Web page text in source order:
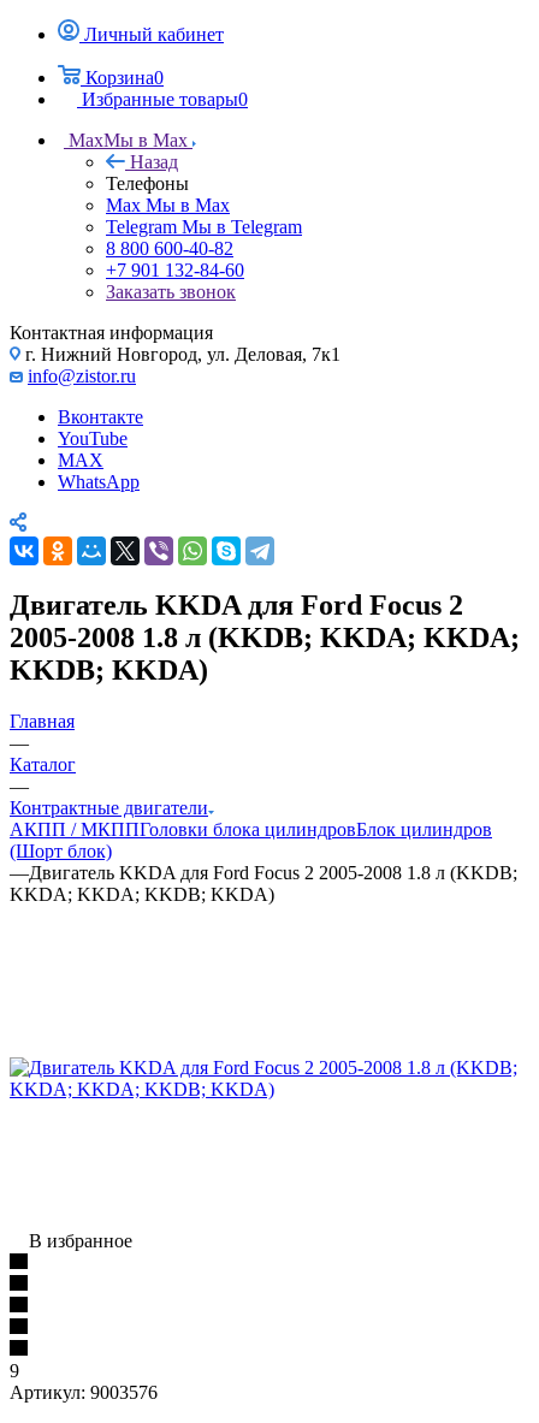
Личный кабинет
Корзина0
Избранные товары0
MaxМы в Max
Назад
Телефоны
Max Мы в Max
Telegram Мы в Telegram
8 800 600-40-82
+7 901 132-84-60
Заказать звонок
Контактная информация
г. Нижний Новгород, ул. Деловая, 7к1
info@zistor.ru
Вконтакте
YouTube
MAX
WhatsApp
Двигатель KKDA для Ford Focus 2
2005-2008 1.8 л (KKDB; KKDA; KKDA;
KKDB; KKDA)
Главная
—
Каталог
—
Контрактные двигатели
АКПП / МКППГоловки блока цилиндровБлок цилиндров
(Шорт блок)
—Двигатель KKDA для Ford Focus 2 2005-2008 1.8 л (KKDB;
KKDA; KKDA; KKDB; KKDA)
В избранное
9
Артикул: 9003576